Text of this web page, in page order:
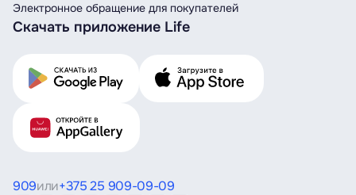
Электронное обращение для покупателей
Скачать приложение Life
909или+375 25 909-09-09